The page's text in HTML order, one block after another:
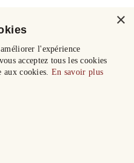
×
l'expérience
acceptez tous les cookies
aux cookies. En savoir plus